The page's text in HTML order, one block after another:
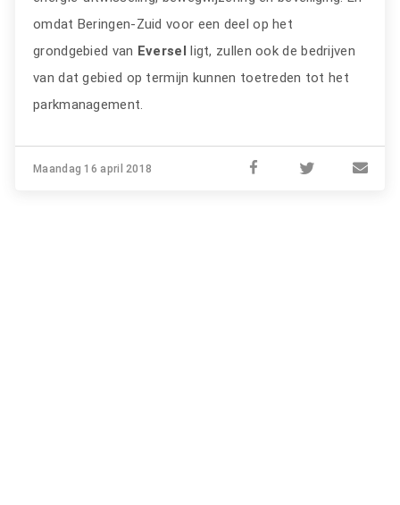
omdat Beringen-Zuid voor een deel op het
grondgebied van Everselligt, zullen ook de bedrijven
van dat gebied op termijn kunnen toetreden tot het
parkmanagement.
Maandag 16 april 2018